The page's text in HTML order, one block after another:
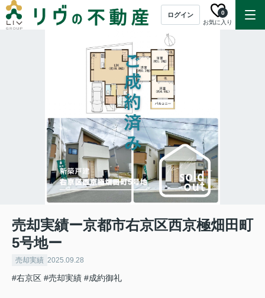
ログイン
お気に入り
0
売却実績ー京都市右京区西京極畑田町
5号地ー
売却実績 2025.09.28
#右京区 #売却実績 #成約御礼